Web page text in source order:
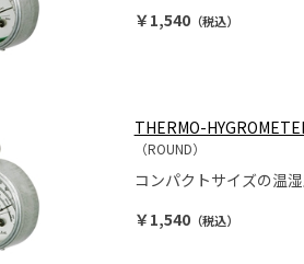
￥1,540（税込）
THERMO-
（ROUND）
コンパクトサイズの温
￥1,540（税込）